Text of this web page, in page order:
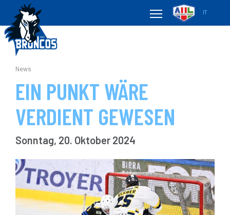
IT
News
EIN PUNKT WÄRE
VERDIENT GEWESEN
Sonntag, 20. Oktober 2024